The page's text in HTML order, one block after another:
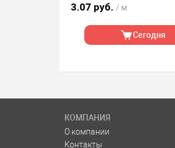
3.07 руб. / м
Сегодня
КОМПАНИЯ
О компании
Контакты